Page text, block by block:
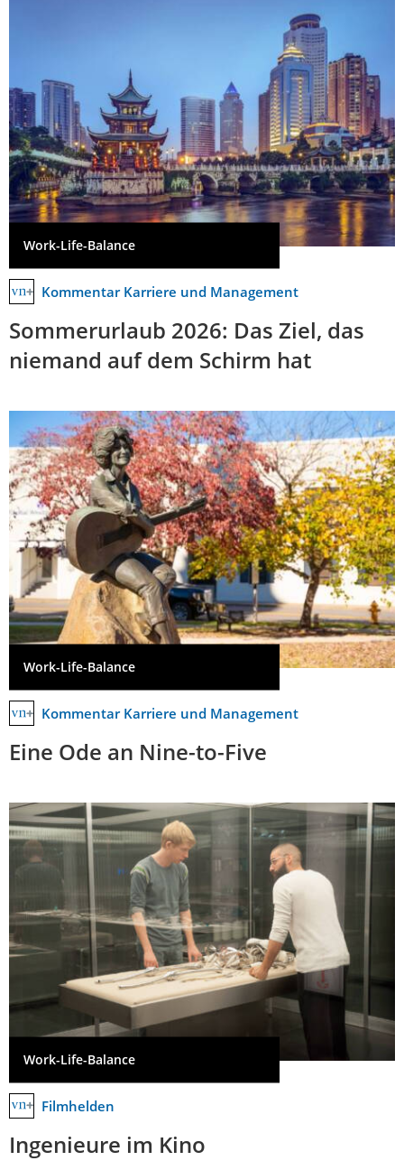
Work-Life-Balance
Kommentar Karriere und Management
Sommerurlaub 2026: Das Ziel, das
niemand auf dem Schirm hat
Work-Life-Balance
Kommentar Karriere und Management
Eine Ode an Nine-to-Five
Work-Life-Balance
Filmhelden
Ingenieure im Kino